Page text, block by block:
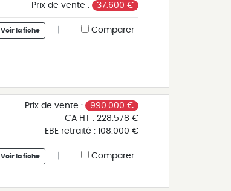
Prix de vente : 37.600 €
Voir la fiche Comparer
Prix de vente :
990.000 €
CA HT :228.578 €
EBE retraité :108.000 €
Voir la fiche Comparer